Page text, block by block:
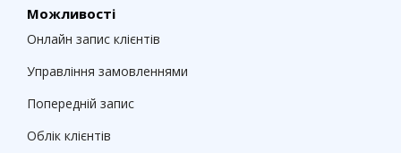
Можливості
Онлайн запис клієнтів
Управління замовленнями
Попередній запис
Облік клієнтів